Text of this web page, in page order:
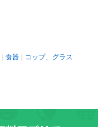
食器 コップ、グラス